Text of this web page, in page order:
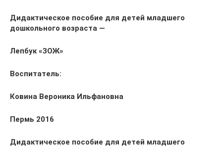
Дидактическое пособие для детей младшего
дошкольного возраста —
Лепбук «ЗОЖ»
Воспитатель:
Ковина Вероника Ильфановна
Пермь 2016
Дидактическое пособие для детей младшего